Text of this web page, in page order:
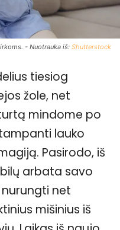
- Nuotrauka iš: Shutterstock
tiesiog
žole, net
mindome po
lauko
Pasirodo, iš
arbata savo
net
mišinius iš